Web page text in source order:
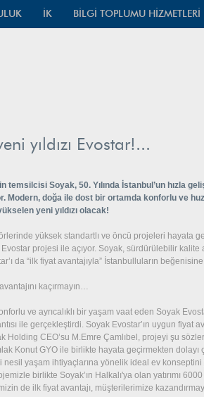
Soyak, 50. Yılında İstanbul’un hızla
Modern, doğa ile dost bir ortamda konforlu ve
yeni yıldızı olacak!
yüksek standartlı ve öncü projeleri hayata
Evostar projesi ile açıyor. Soyak, sürdürülebilir
da “ilk fiyat avantajıyla” İstanbulluların
kaçırmayın…
ve ayrıcalıklı bir yaşam vaat eden Soyak
ile gerçekleştirdi. Soyak Evostar’ın uygun fiyat
CEO’su M.Emre Çamlıbel, projeyi şu
Konut GYO ile birlikte hayata geçirmekten dolayı
yaşam ihtiyaçlarına yönelik ideal ev
birlikte Soyak’ın Halkalı'ya olan yatırımı
de ilk fiyat avantajı, müşterilerimize
İK BİLGİ TOPLUMU HİZMETLERİ
yıldızı Evostar!...